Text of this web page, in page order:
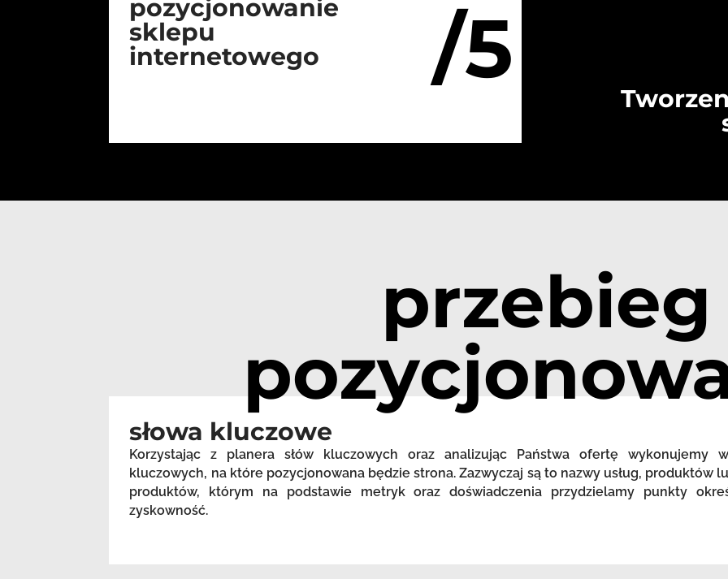
/5
pozycjonowanie
sklepu
internetowego
przebieg
słowa kluczowe
Korzystając z planera słów kluczowych oraz analizując Państwa ofertę wykonujemy
kluczowych, na które pozycjonowana będzie strona. Zazwyczaj są to nazwy usług, produktów
produktów, którym na podstawie metryk oraz doświadczenia przydzielamy punkty
zyskowność.